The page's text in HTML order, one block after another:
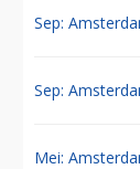
Sep:
Sep:
Mei: